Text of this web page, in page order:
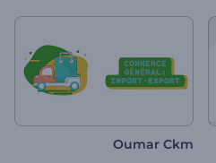
Oumar Ckm